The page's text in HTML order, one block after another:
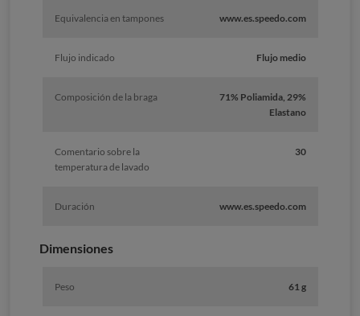
Equivalencia en tampones www.es.speedo.com
Flujo indicado Flujo medio
Composición de la braga
71% Poliamida, 29%
Elastano
Comentario sobre la
temperatura de lavado
30
Duración www.es.speedo.com
Dimensiones
Peso 61 g